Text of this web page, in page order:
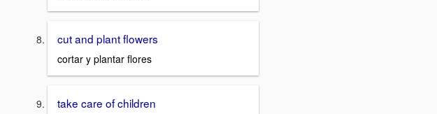
cut and plant flowers
cortar y plantar flores
take care of children